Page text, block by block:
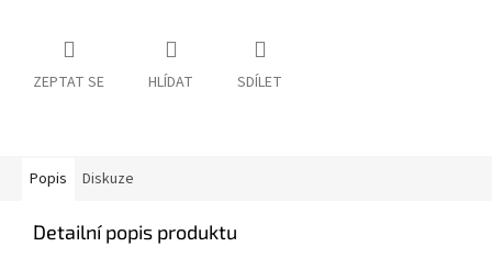
ZEPTAT SE HLÍDAT SDÍLET
Popis Diskuze
Detailní popis produktu